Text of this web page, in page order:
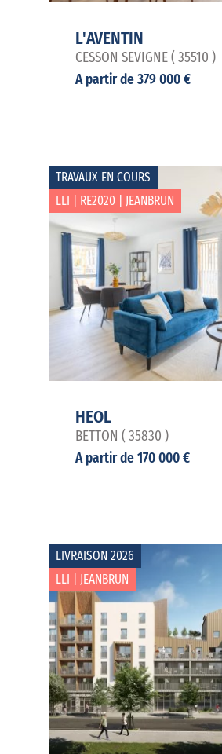
L'AVENTIN
CESSON SEVIGNE ( 35510 )
A partir de 379 000 €
TRAVAUX EN COURS
LLI | RE2020 | JEANBRUN
HEOL
BETTON ( 35830 )
A partir de 170 000 €
LIVRAISON 2026
LLI | JEANBRUN